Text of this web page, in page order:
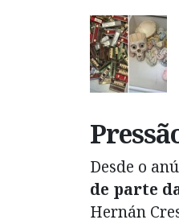
Desde o
de parte
Hernán